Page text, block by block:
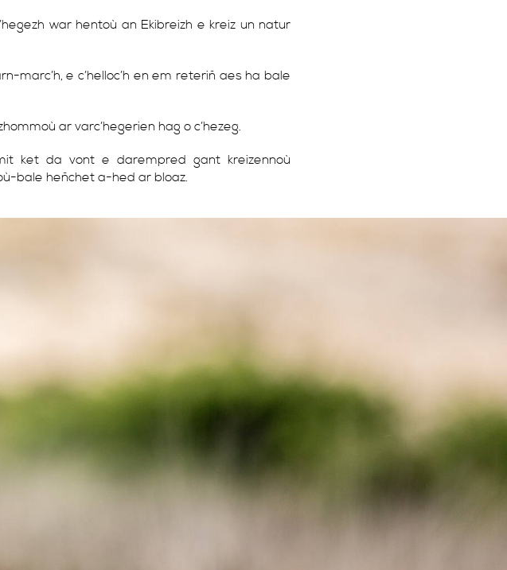
war hentoù an Ekibreizh e kreiz un natur
marc’h, e c’helloc’h en em reteriñ aes ha bale
ar varc’hegerien hag o c’hezeg.
ket da vont e darempred gant kreizennoù
bale heñchet a-hed ar bloaz.